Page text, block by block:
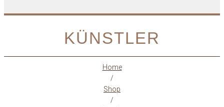
KÜNSTLER
Home
/
Shop
/